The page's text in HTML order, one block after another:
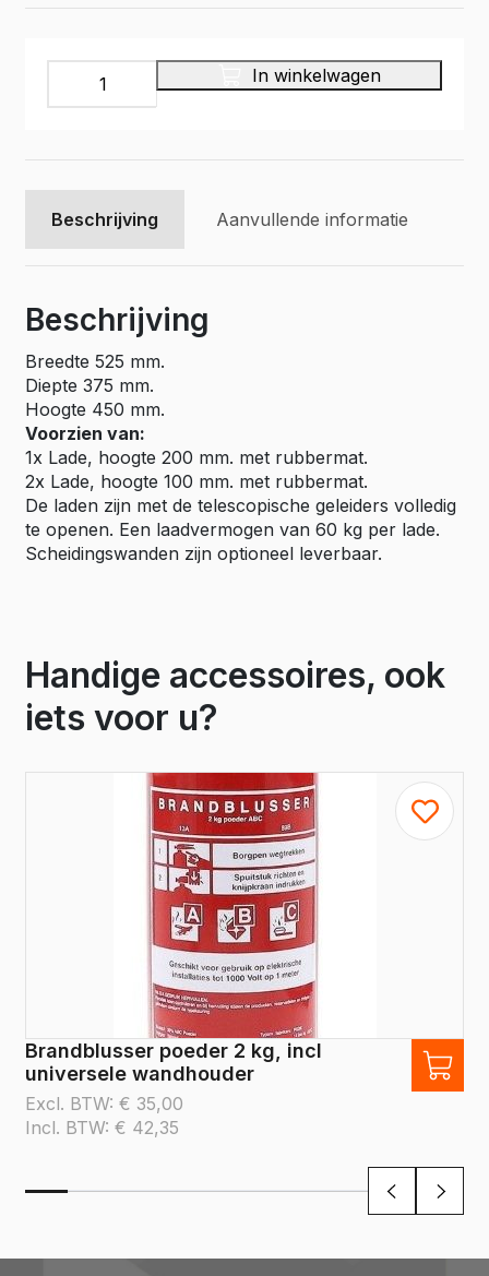
Aluminium
ladekast
375
aantal
In winkelwagen
Beschrijving Aanvullende informatie
Beschrijving
Breedte 525 mm.
Diepte 375 mm.
Hoogte 450 mm.
Voorzien van:
1x Lade, hoogte 200 mm. met rubbermat.
2x Lade, hoogte 100 mm. met rubbermat.
De laden zijn met de telescopische geleiders volledig
te openen. Een laadvermogen van 60 kg per lade.
Scheidingswanden zijn optioneel leverbaar.
Handige accessoires, ook
iets voor u?
Brandblusser poeder 2 kg, incl
universele wandhouder
Excl. BTW: € 35,00
Incl. BTW: € 42,35